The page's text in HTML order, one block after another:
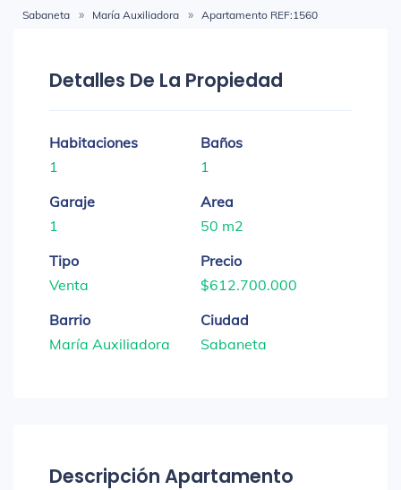
Sabaneta María Auxiliadora Apartamento REF:1560
Detalles De La Propiedad
Habitaciones
1
Baños
1
Garaje
1
Area
50 m2
Tipo
Venta
Precio
$612.700.000
Barrio
María Auxiliadora
Ciudad
Sabaneta
Descripción Apartamento